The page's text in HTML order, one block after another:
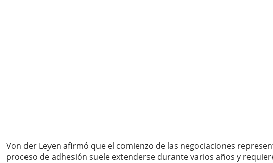
Von der Leyen afirmó que el comienzo de las negociaciones
proceso de adhesión suele extenderse durante varios años y